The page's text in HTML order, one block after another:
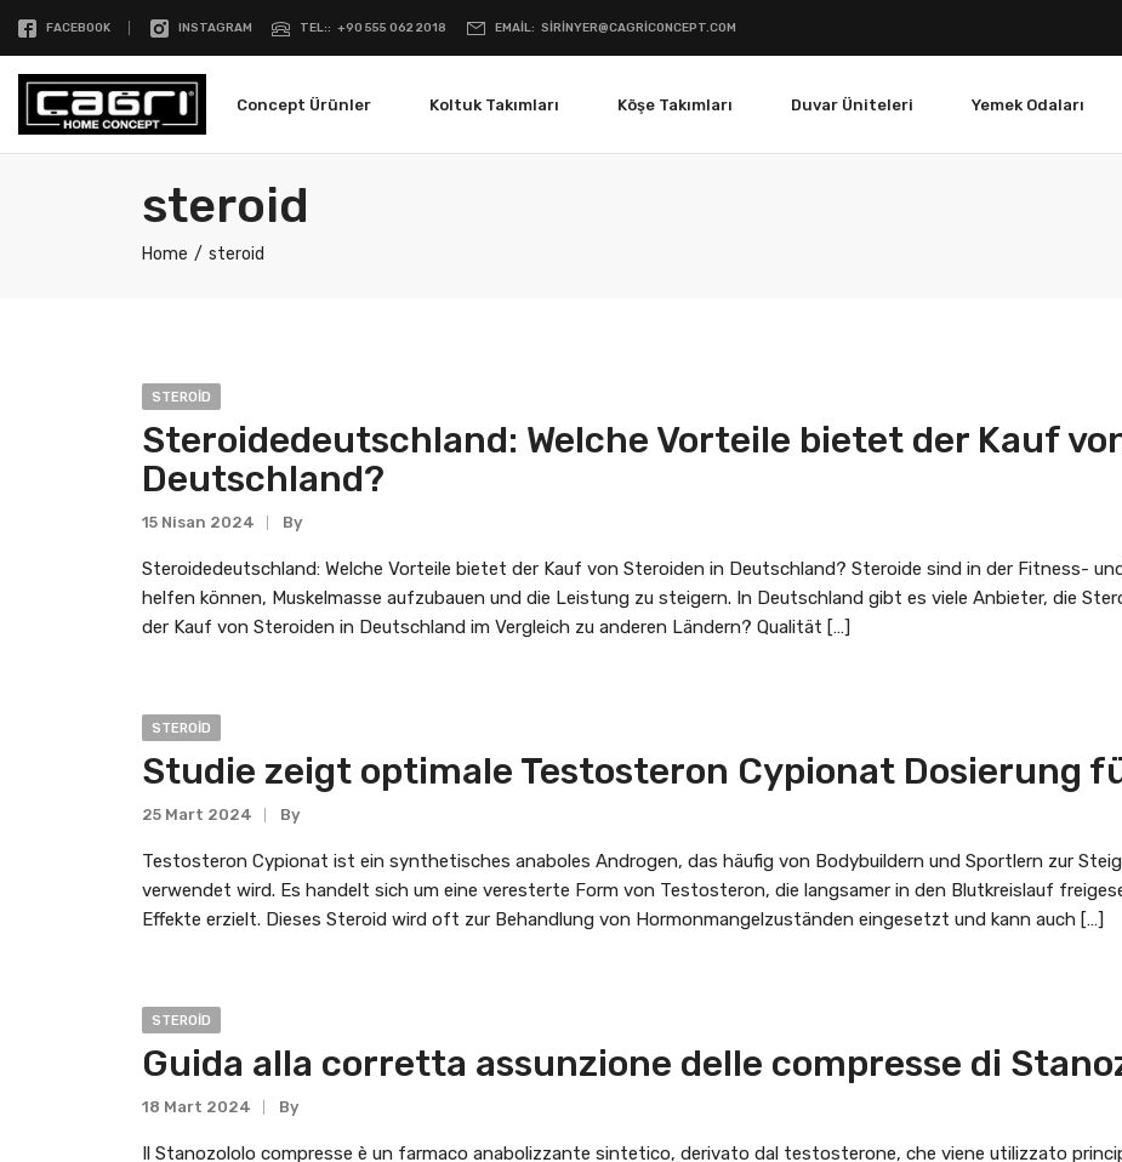
FACEBOOK INSTAGRAM TEL: +90 555 062 2018 EMAIL SIRINYER@CAGRICONCEPT.COM
Concept Ürünler Koltuk Takımları Köşe Takımları Duvar Üniteleri Yemek Odaları
steroid
Home steroid
STEROID
Steroidedeutschland: Welche Vorteile bietet der Kauf
Deutschland?
15 Nisan 2024 By
Steroidedeutschland: Welche Vorteile bietet der Kauf von Steroiden in Deutschland? Steroide sind in der Fitness-
helfen können, Muskelmasse aufzubauen und die Leistung zu steigern. In Deutschland gibt es viele Anbieter, die
der Kauf von Steroiden in Deutschland im Vergleich zu anderen Ländern? Qualität […]
STEROID
Studie zeigt optimale Testosteron Cypionat Dosierung
25 Mart 2024 By
Testosteron Cypionat ist ein synthetisches anaboles Androgen, das häufig von Bodybuildern und Sportlern zur
verwendet wird. Es handelt sich um eine veresterte Form von Testosteron, die langsamer in den Blutkreislauf
Effekte erzielt. Dieses Steroid wird oft zur Behandlung von Hormonmangelzuständen eingesetzt und kann auch […]
STEROID
Guida alla corretta assunzione delle compresse di
18 Mart 2024 By
Il Stanozololo compresse è un farmaco anabolizzante sintetico, derivato dal testosterone, che viene utilizzato